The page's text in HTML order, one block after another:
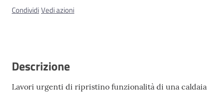
CondividiVedi azioni
Descrizione
Lavori urgenti di ripristino funzionalità di una caldaia